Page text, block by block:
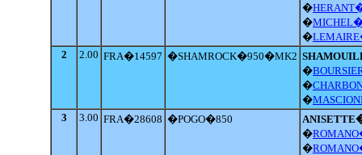
�
�
�
2
2.00 FRA�14597 �SHAMROCK�950�MK2
�
�
�
3
3.00 FRA�28608 �POGO�850
�
�